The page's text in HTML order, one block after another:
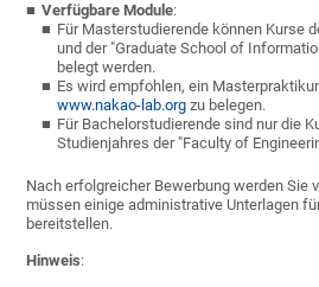
Verfügbare Module:
Für Masterstudierende können Kurse
und der "Graduate School of
belegt werden.
Es wird empfohlen, ein
www.nakao-lab.org zu belegen.
Für Bachelorstudierende sind nur die
Studienjahres der "Faculty of
Nach erfolgreicher Bewerbung werden Sie
müssen einige administrative Unterlagen
bereitstellen.
Hinweis: